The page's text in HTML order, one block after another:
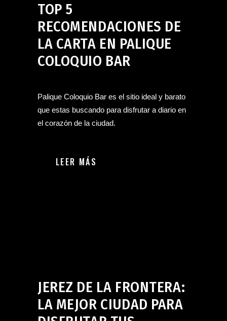
TOP 5
RECOMENDACIONES DE
LA CARTA EN PALIQUE
COLOQUIO BAR
Palique Coloquio Bar es el sitio ideal y barato
que estas buscando para disfrutar a diario en
el corazón de la ciudad.
LEER MÁS
JEREZ DE LA FRONTERA:
LA MEJOR CIUDAD PARA